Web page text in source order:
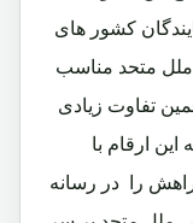
کشور های
ملل متحد مناسب
تفاوت زیادی
ارقام با
را در رسانه